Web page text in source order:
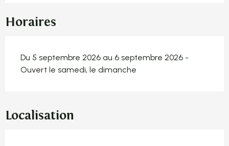
Horaires
Du 5 septembre 2026 au 6 septembre 2026 -
Ouvert le samedi, le dimanche
Localisation